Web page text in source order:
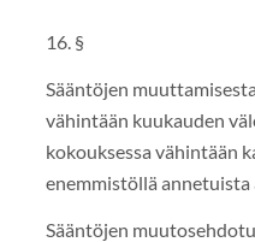
16. §
Sääntöjen
vähintään kuukauden
kokouksessa vähintään
enemmistöllä annetuista
Sääntöjen